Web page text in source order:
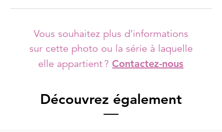
Vous souhaitez plus d’informations
sur cette photo ou la série à laquelle
elle appartient ? Contactez-nous
Découvrez également